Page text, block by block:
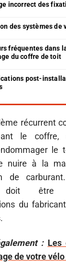
incorrect des
des systèmes de
fréquentes dans
du coffre de toit
post-
récurrent
le
le
nuire à la
de
doit être
du
: Les
de votre